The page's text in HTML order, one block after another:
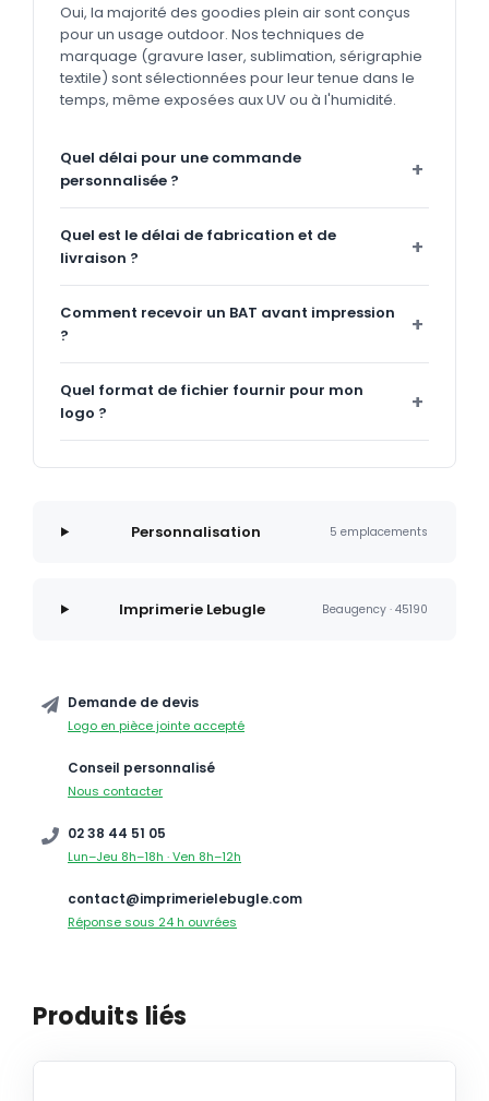
Oui, la majorité des goodies plein air sont conçus
pour un usage outdoor. Nos techniques de
marquage (gravure laser, sublimation, sérigraphie
textile) sont sélectionnées pour leur tenue dans le
temps, même exposées aux UV ou à l'humidité.
Quel délai pour une commande
personnalisée ?
Quel est le délai de fabrication et de
livraison ?
Comment recevoir un BAT avant impression
?
Quel format de fichier fournir pour mon
logo ?
Personnalisation 5 emplacements
Imprimerie Lebugle Beaugency · 45190
Demande de devis
Logo en pièce jointe accepté
Conseil personnalisé
Nous contacter
02 38 44 51 05
Lun–Jeu 8h–18h · Ven 8h–12h
contact@imprimerielebugle.com
Réponse sous 24 h ouvrées
Produits liés